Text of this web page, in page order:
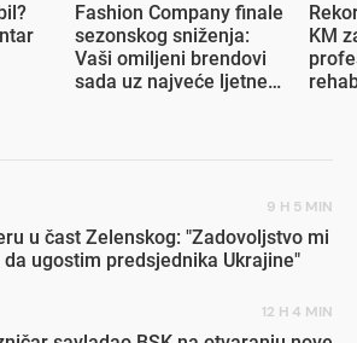
Fashion Company finale
sezonskog sniženja:
Vaši omiljeni brendovi
sada uz najveće ljetne
KM
9 H 5 MIN
u čast Zelenskog: "Zadovoljstvo mi
ugostim predsjednika Ukrajine"
12 H 4 MIN